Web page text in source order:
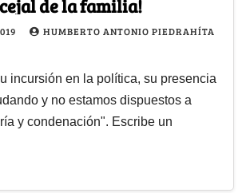
de la familia!
HUMBERTO ANTONIO PIEDRAHÍTA
incursión en la política, su presencia
y no estamos dispuestos a
y condenación". Escribe un